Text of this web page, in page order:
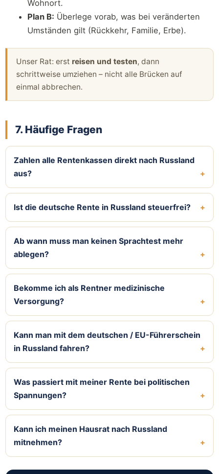
Wohnort.
Plan B: Überlege vorab, was bei veränderten
Umständen gilt (Rückkehr, Familie, Erbe).
Unser Rat: erst reisen und testen, dann
schrittweise umziehen – nicht alle Brücken auf
einmal abbrechen.
7. Häufige Fragen
Zahlen alle Rentenkassen direkt nach Russland
aus?
Ist die deutsche Rente in Russland steuerfrei?
Ab wann muss man keinen Sprachtest mehr
ablegen?
Bekomme ich als Rentner medizinische
Versorgung?
Kann man mit dem deutschen / EU-Führerschein
in Russland fahren?
Was passiert mit meiner Rente bei politischen
Spannungen?
Kann ich meinen Hausrat nach Russland
mitnehmen?